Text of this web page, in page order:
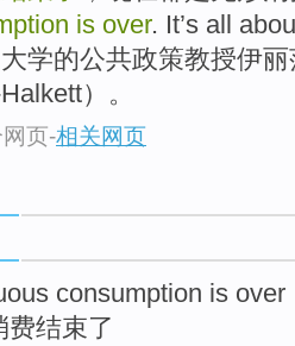
is over. It’s all
学的公共政策教授伊
）。
页-相关网页
consumption is over
费结束了